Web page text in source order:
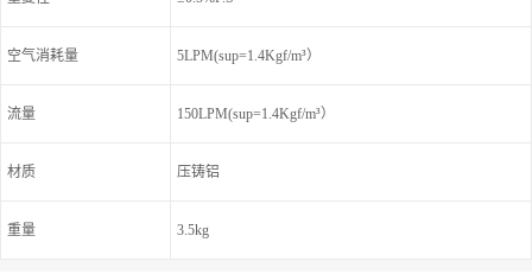
空气消耗量 5LPM(sup=1.4Kgf/m³）
流量 150LPM(sup=1.4Kgf/m³）
材质 压铸铝
重量 3.5kg